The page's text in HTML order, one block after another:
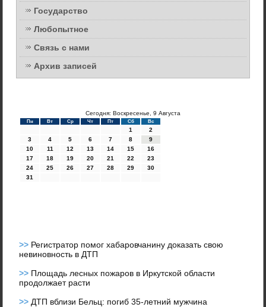
Государство
Любопытное
Связь с нами
Архив записей
Сегодня: Воскресенье, 9 Августа
Пн Вт Ср Чт Пт Сб Вс
1
2
3
4 5 6 7 8
9
10
11 12 13 14 15
16
17
18 19 20 21 22
23
24
25 26 27 28 29
30
31
>> Регистратор помог хабаровчанину доказать свою
невиновность в ДТП
>> Площадь лесных пожаров в Иркутской области
продолжает расти
>> ДТП вблизи Бельц: погиб 35-летний мужчина